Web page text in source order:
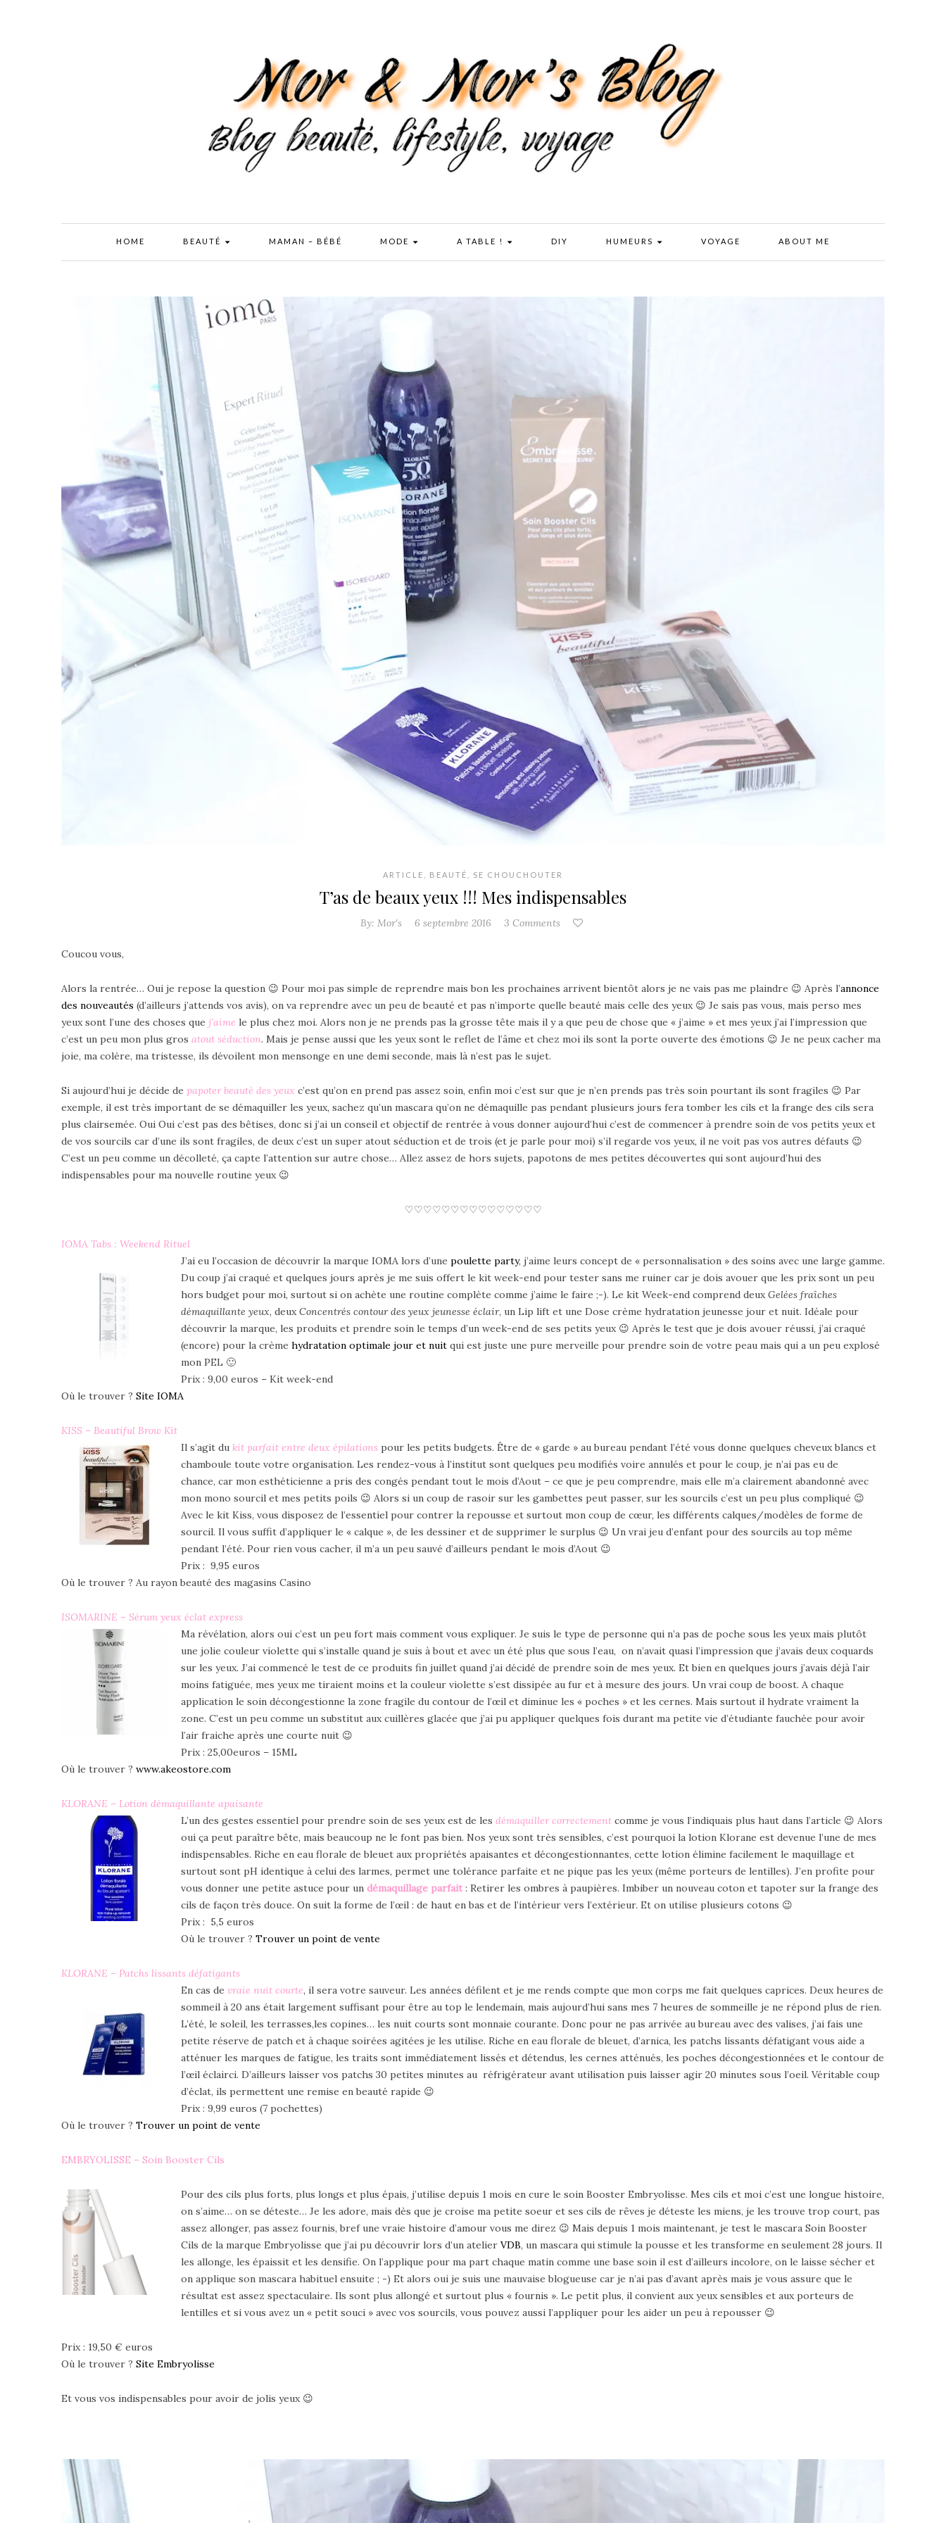
HOME BEAUTÉ MAMAN – BÉBÉ MODE A TABLE ! DIY HUMEURS VOYAGE ABOUT ME
ARTICLE BEAUTÉ SE CHOUCHOUTER
T’as de beaux yeux !!! Mes indispensables
By: Mor's 6 septembre 2016 3 Comments
Coucou vous,
Alors la rentrée… Oui je repose la question 😉 Pour moi pas simple de reprendre mais bon les prochaines arrivent bientôt alors je ne vais pas me plaindre 😉 Après l’annonce
des nouveautés (d’ailleurs j’attends vos avis), on va reprendre avec un peu de beauté et pas n’importe quelle beauté mais celle des yeux 😉 Je sais pas vous, mais perso mes
yeux sont l’une des choses que j’aime le plus chez moi. Alors non je ne prends pas la grosse tête mais il y a que peu de chose que « j’aime » et mes yeux j’ai l’impression que
c’est un peu mon plus gros atout séduction. Mais je pense aussi que les yeux sont le reflet de l’âme et chez moi ils sont la porte ouverte des émotions 😉 Je ne peux cacher ma
joie, ma colère, ma tristesse, ils dévoilent mon mensonge en une demi seconde, mais là n’est pas le sujet.
Si aujourd’hui je décide de papoter beauté des yeux c’est qu’on en prend pas assez soin, enfin moi c’est sur que je n’en prends pas très soin pourtant ils sont fragiles 😉 Par
exemple, il est très important de se démaquiller les yeux, sachez qu’un mascara qu’on ne démaquille pas pendant plusieurs jours fera tomber les cils et la frange des cils sera
plus clairsemée. Oui Oui c’est pas des bêtises, donc si j’ai un conseil et objectif de rentrée à vous donner aujourd’hui c’est de commencer à prendre soin de vos petits yeux et
de vos sourcils car d’une ils sont fragiles, de deux c’est un super atout séduction et de trois (et je parle pour moi) s’il regarde vos yeux, il ne voit pas vos autres défauts 😉
C’est un peu comme un décolleté, ça capte l’attention sur autre chose… Allez assez de hors sujets, papotons de mes petites découvertes qui sont aujourd’hui des
indispensables pour ma nouvelle routine yeux 😉
♡♡♡♡♡♡♡♡♡♡♡♡♡♡♡
IOMA Tabs : Weekend Rituel
J’ai eu l’occasion de découvrir la marque IOMA lors d’une poulette party, j’aime leurs concept de « personnalisation » des soins avec une large gamme.
Du coup j’ai craqué et quelques jours après je me suis offert le kit week-end pour tester sans me ruiner car je dois avouer que les prix sont un peu
hors budget pour moi, surtout si on achète une routine complète comme j’aime le faire ;-). Le kit Week-end comprend deuxGelées fraîches
démaquillante yeux, deuxConcentrés contour des yeux jeunesse éclair, un Lip lift et une Dose crème hydratation jeunesse jour et nuit. Idéale pour
découvrir la marque, les produits et prendre soin le temps d’un week-end de ses petits yeux 😉 Après le test que je dois avouer réussi, j’ai craqué
(encore) pour la crème hydratation optimale jour et nuit qui est juste une pure merveille pour prendre soin de votre peau mais qui a un peu explosé
mon PEL 🙂
Prix : 9,00 euros – Kit week-end
Où le trouver ? Site IOMA
KISS – Beautiful Brow Kit
Il s’agit du kit parfait entre deux épilations pour les petits budgets. Être de « garde » au bureau pendant l’été vous donne quelques cheveux blancs et
chamboule toute votre organisation. Les rendez-vous à l’institut sont quelques peu modifiés voire annulés et pour le coup, je n’ai pas eu de
chance, car mon esthéticienne a pris des congés pendant tout le mois d’Aout – ce que je peu comprendre, mais elle m’a clairement abandonné avec
mon mono sourcil et mes petits poils 😉 Alors si un coup de rasoir sur les gambettes peut passer, sur les sourcils c’est un peu plus compliqué 😉
Avec le kit Kiss, vous disposez de l’essentiel pour contrer la repousse et surtout mon coup de cœur, les différents calques/modèles de forme de
sourcil. Il vous suffit d’appliquer le « calque », de les dessiner et de supprimer le surplus 😉 Un vrai jeu d’enfant pour des sourcils au top même
pendant l’été. Pour rien vous cacher, il m’a un peu sauvé d’ailleurs pendant le mois d’Aout 😉
Prix : 9,95 euros
Où le trouver ? Au rayon beauté des magasins Casino
ISOMARINE – Sérum yeux éclat express
Ma révélation, alors oui c’est un peu fort mais comment vous expliquer. Je suis le type de personne qui n’a pas de poche sous les yeux mais plutôt
une jolie couleur violette qui s’installe quand je suis à bout et avec un été plus que sous l’eau, on n’avait quasi l’impression que j’avais deux coquards
sur les yeux. J’ai commencé le test de ce produits fin juillet quand j’ai décidé de prendre soin de mes yeux. Et bien en quelques jours j’avais déjà l’air
moins fatiguée, mes yeux me tiraient moins et la couleur violette s’est dissipée au fur et à mesure des jours. Un vrai coup de boost. A chaque
application le soin décongestionne la zone fragile du contour de l’œil et diminue les « poches » et les cernes. Mais surtout il hydrate vraiment la
zone. C’est un peu comme un substitut aux cuillères glacée que j’ai pu appliquer quelques fois durant ma petite vie d’étudiante fauchée pour avoir
l’air fraiche après une courte nuit 😉
Prix : 25,00euros – 15ML
Où le trouver ? www.akeostore.com
KLORANE – Lotion démaquillante apaisante
L’un des gestes essentiel pour prendre soin de ses yeux est de les démaquiller correctement comme je vous l’indiquais plus haut dans l’article 😉 Alors
oui ça peut paraître bête, mais beaucoup ne le font pas bien. Nos yeux sont très sensibles, c’est pourquoi la lotion Klorane est devenue l’une de mes
indispensables. Riche en eau florale de bleuet aux propriétés apaisantes et décongestionnantes, cette lotion élimine facilement le maquillage et
surtout sont pH identique à celui des larmes, permet une tolérance parfaite et ne pique pas les yeux (même porteurs de lentilles). J’en profite pour
vous donner une petite astuce pour un démaquillage parfait : Retirer les ombres à paupières. Imbiber un nouveau coton et tapoter sur la frange des
cils de façon très douce. On suit la forme de l’œil : de haut en bas et de l’intérieur vers l’extérieur. Et on utilise plusieurs cotons 😉
Prix : 5,5 euros
Où le trouver ? Trouver un point de vente
KLORANE – Patchs lissants défatigants
En cas de vraie nuit courte, il sera votre sauveur. Les années défilent et je me rends compte que mon corps me fait quelques caprices. Deux heures de
sommeil à 20 ans était largement suffisant pour être au top le lendemain, mais aujourd’hui sans mes 7 heures de sommeille je ne répond plus de rien.
L’été, le soleil, les terrasses,les copines… les nuit courts sont monnaie courante. Donc pour ne pas arrivée au bureau avec des valises, j’ai fais une
petite réserve de patch et à chaque soirées agitées je les utilise. Riche en eau florale de bleuet, d’arnica, les patchs lissants défatigant vous aide a
atténuer les marques de fatigue, les traits sont immédiatement lissés et détendus, les cernes atténués, les poches décongestionnées et le contour de
l’œil éclairci. D’ailleurs laisser vos patchs 30 petites minutes au réfrigérateur avant utilisation puis laisser agir 20 minutes sous l’oeil. Véritable coup
d’éclat, ils permettent une remise en beauté rapide 😉
Prix : 9,99 euros (7 pochettes)
Où le trouver ? Trouver un point de vente
EMBRYOLISSE – Soin Booster Cils
Pour des cils plus forts, plus longs et plus épais, j’utilise depuis 1 mois en cure le soin Booster Embryolisse. Mes cils et moi c’est une longue histoire,
on s’aime… on se déteste… Je les adore, mais dès que je croise ma petite soeur et ses cils de rêves je déteste les miens, je les trouve trop court, pas
assez allonger, pas assez fournis, bref une vraie histoire d’amour vous me direz 😉 Mais depuis 1 mois maintenant, je test le mascara Soin Booster
Cils de la marque Embryolisse que j’ai pu découvrir lors d’un atelier VDB, un mascara qui stimule la pousse et les transforme en seulement 28 jours. Il
les allonge, les épaissit et les densifie. On l’applique pour ma part chaque matin comme une base soin il est d’ailleurs incolore, on le laisse sécher et
on applique son mascara habituel ensuite ; -) Et alors oui je suis une mauvaise blogueuse car je n’ai pas d’avant après mais je vous assure que le
résultat est assez spectaculaire. Ils sont plus allongé et surtout plus « fournis ». Le petit plus, il convient aux yeux sensibles et aux porteurs de
lentilles et si vous avez un « petit souci » avec vos sourcils, vous pouvez aussi l’appliquer pour les aider un peu à repousser 😉
Prix : 19,50 € euros
Où le trouver ? Site Embryolisse
Et vous vos indispensables pour avoir de jolis yeux 😉